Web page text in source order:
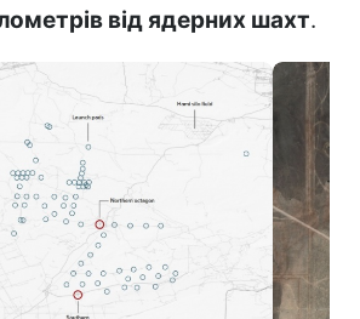
від ядерних шахт.